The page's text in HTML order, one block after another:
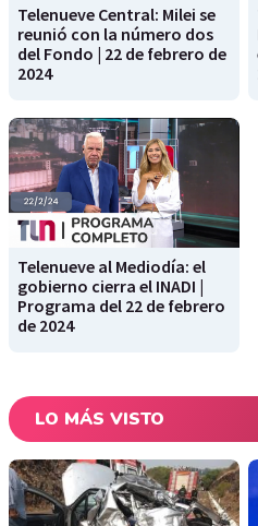
Telenueve Central: Milei se
reunió con la número dos
del Fondo | 22 de febrero de
2024
Telenueve al Mediodía: el
gobierno cierra el INADI |
Programa del 22 de febrero
de 2024
LO MÁS VISTO